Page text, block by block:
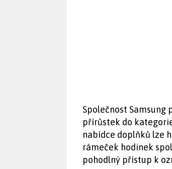
Společnost Samsung
přírůstek do
nabídce doplňků lze
rámeček hodinek
pohodlný přístup k